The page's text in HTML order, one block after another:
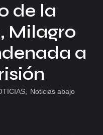
de la
Milagro
a
Noticias abajo